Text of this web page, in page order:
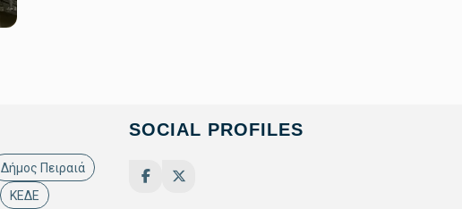
Δήμος Πειραιά
ΚΕΔΕ
SOCIAL PROFILES